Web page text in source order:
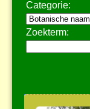
Categorie:
Zoekterm: